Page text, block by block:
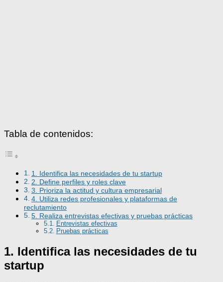
Tabla de contenidos:
1. Identifica las necesidades de tu startup
2. Define perfiles y roles clave
3. Prioriza la actitud y cultura empresarial
4. Utiliza redes profesionales y plataformas de
reclutamiento
5. Realiza entrevistas efectivas y pruebas prácticas
Entrevistas efectivas
Pruebas prácticas
1. Identifica las necesidades de tu
startup